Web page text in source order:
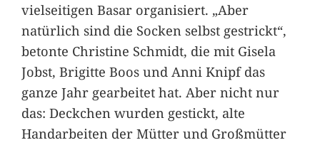
vielseitigen Basar organisiert. „Aber
natürlich sind die Socken selbst gestrickt“,
betonte Christine Schmidt, die mit Gisela
Jobst, Brigitte Boos und Anni Knipf das
ganze Jahr gearbeitet hat. Aber nicht nur
das: Deckchen wurden gestickt, alte
Handarbeiten der Mütter und Großmütter